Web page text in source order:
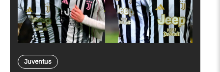
Juventus